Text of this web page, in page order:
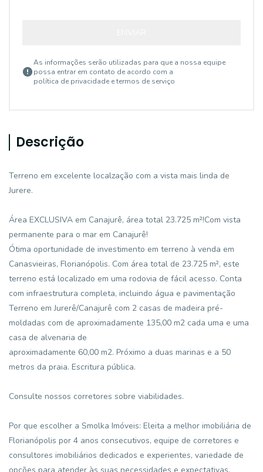
As informações serão utilizadas para que a nossa equipe
possa entrar em contato de acordo com a
política de privacidade e termos de serviço
Descrição
Terreno em excelente localzação com a vista mais linda de
Jurere.
Área EXCLUSIVA em Canajurê, área total 23.725 m²!Com vista
permanente para o mar em Canajurê!
Ótima oportunidade de investimento em terreno à venda em
Canasvieiras, Florianópolis. Com área total de 23.725 m², este
terreno está localizado em uma rodovia de fácil acesso. Conta
com infraestrutura completa, incluindo água e pavimentação
Terreno em Jurerê/Canajurê com 2 casas de madeira pré-
moldadas com de aproximadamente 135,00 m2 cada uma e uma
casa de alvenaria de
aproximadamente 60,00 m2. Próximo a duas marinas e a 50
metros da praia. Escritura pública.
Consulte nossos corretores sobre viabilidades.
Por que escolher a Smolka Imóveis: Eleita a melhor imobiliária de
Florianópolis por 4 anos consecutivos, equipe de corretores e
consultores imobiliários dedicados e experientes, variedade de